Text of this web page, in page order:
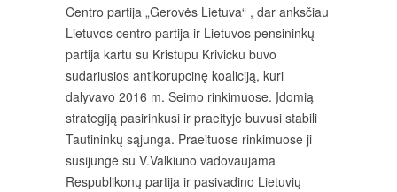
Centro partija „Gerovės Lietuva“ , dar anksčiau
Lietuvos centro partija ir Lietuvos pensininkų
partija kartu su Kristupu Krivicku buvo
sudariusios antikorupcinę koaliciją, kuri
dalyvavo 2016 m. Seimo rinkimuose. Įdomią
strategiją pasirinkusi ir praeityje buvusi stabili
Tautininkų sąjunga. Praeituose rinkimuose ji
susijungė su V.Valkiūno vadovaujama
Respublikonų partija ir pasivadino Lietuvių